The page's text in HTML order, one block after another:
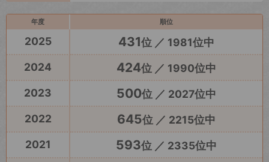
年度 順位
2025 431位 ／ 1981位中
2024
424位 ／ 1990位中
2023
500位 ／ 2027位中
2022
645位 ／ 2215位中
2021
593位 ／ 2335位中